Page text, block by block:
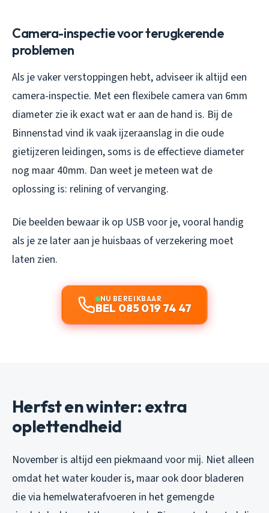
Camera-inspectie voor terugkerende
problemen
Als je vaker verstoppingen hebt, adviseer ik altijd een
camera-inspectie. Met een flexibele camera van 6mm
diameter zie ik exact wat er aan de hand is. Bij de
Binnenstad vind ik vaak ijzeraanslag in die oude
gietijzeren leidingen, soms is de effectieve diameter
nog maar 40mm. Dan weet je meteen wat de
oplossing is: relining of vervanging.
Die beelden bewaar ik op USB voor je, vooral handig
als je ze later aan je huisbaas of verzekering moet
laten zien.
NU BEREIKBAAR
BEL 085 019 74 47
Herfst en winter: extra
oplettendheid
November is altijd een piekmaand voor mij. Niet alleen
omdat het water kouder is, maar ook door bladeren
die via hemelwaterafvoeren in het gemengde